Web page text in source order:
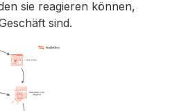
sie reagieren können,
sind.